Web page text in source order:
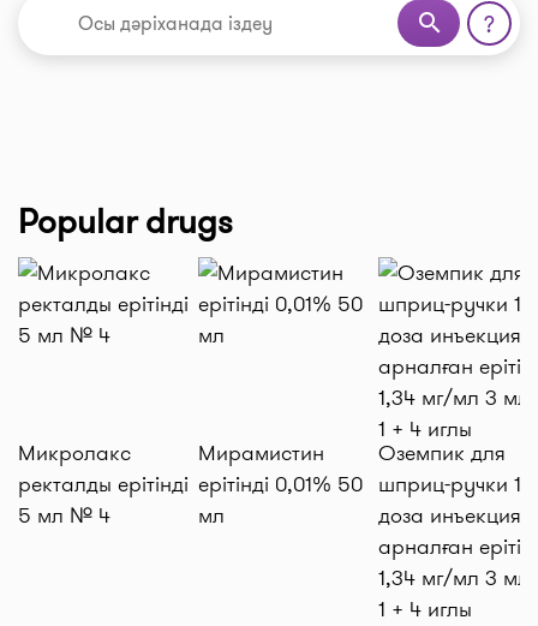
search ?
Popular drugs
Микролакс
ректалды ерітінді
5 мл № 4
Мирамистин
ерітінді 0,01% 50
мл
Оземпик для
шприц-ручки 1
доза
арналған
1,34 мг/мл 3
1 + 4 иглы